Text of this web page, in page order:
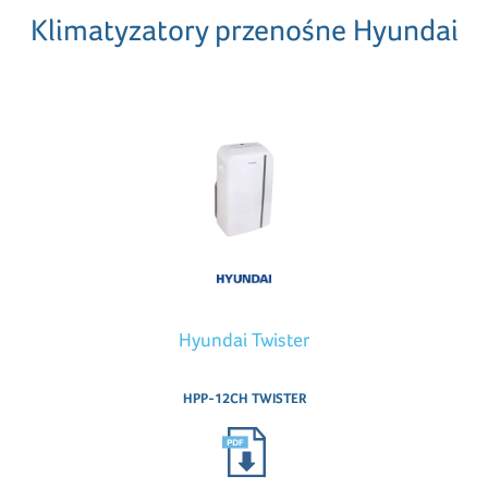
Klimatyzatory przenośne Hyundai
Hyundai Twister
HPP-12CH TWISTER